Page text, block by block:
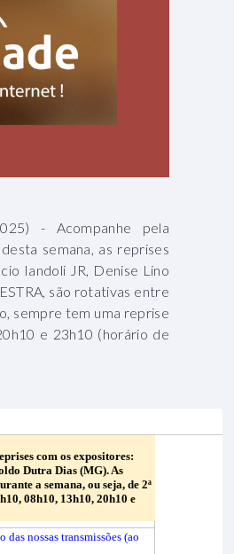
- Acompanhe pela
semana, as reprises
Iandoli JR, Denise Lino
são rotativas entre
sempre tem uma reprise
e 23h10 (horário de